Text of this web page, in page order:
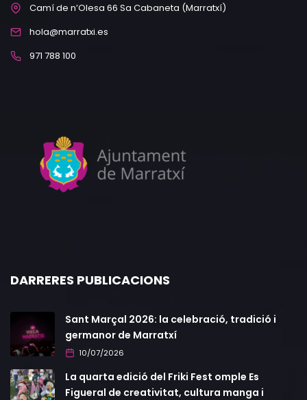
Camí de n’Olesa 66 Sa Cabaneta (Marratxí)
hola@marratxi.es
971 788 100
DARRERES PUBLICACIONS
Sant Marçal 2026: la celebració, tradició i
germanor de Marratxí
10/07/2026
La quarta edició del Friki Fest omple Es
Figueral de creativitat, cultura manga i